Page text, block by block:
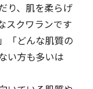
り、肌を柔らげ
スクワランです
「どんな肌質の
い方も多いは